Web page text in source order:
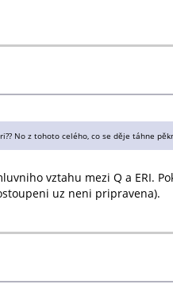
No z tohoto celého, co se děje táhne
vztahu mezi Q a ERI.
uz neni pripravena).